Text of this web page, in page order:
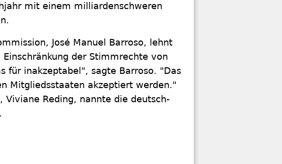
mit einem milliardenschweren
José Manuel Barroso, lehnt
der Stimmrechte von
für inakzeptabel", sagte Barroso. "Das
Mitgliedsstaaten akzeptiert werden."
Viviane Reding, nannte die deutsch-